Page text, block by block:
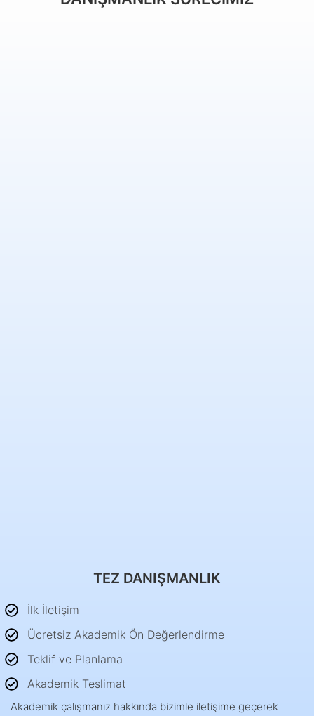
TEZ DANIŞMANLIK
İlk İletişim
Ücretsiz Akademik Ön Değerlendirme
Teklif ve Planlama
Akademik Teslimat
Akademik çalışmanız hakkında bizimle iletişime geçerek